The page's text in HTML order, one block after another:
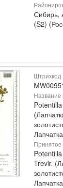
Сибирь,
(S2)
Штрихкод
Название
Принятое
Trevir.